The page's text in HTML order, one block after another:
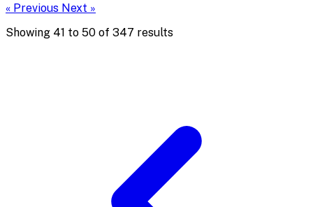
« Previous Next »
Showing 41 to 50 of 347 results